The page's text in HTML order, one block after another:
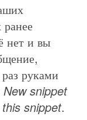
нет и вы
руками
New snippet
snippet.